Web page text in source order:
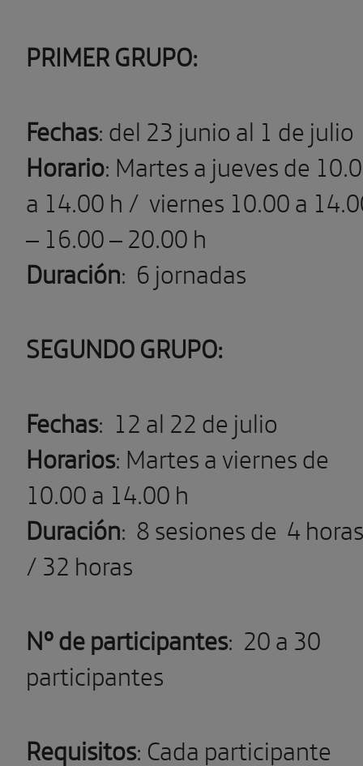
PRIMER GRUPO:
Fechas: del 23 junio al 1 de julio
Horario: Martes a jueves de
a 14.00 h / viernes 10.00 a
– 16.00 –20.00 h
Duración: 6 jornadas
SEGUNDO GRUPO:
Fechas: 12 al 22 de julio
Horarios: Martes a viernes de
10.00 a 14.00 h
Duración: 8 sesiones de 4 horas
/ 32 horas
Nº de participantes: 20 a 30
participantes
Requisitos: Cada participante